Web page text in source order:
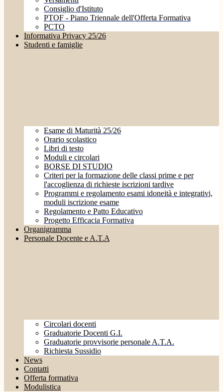
Consiglio d'Istituto
PTOF - Piano Triennale dell'Offerta Formativa
PCTO
Informativa Privacy 25/26
Studenti e famiglie
Esame di Maturità 25/26
Orario scolastico
Libri di testo
Moduli e circolari
BORSE DI STUDIO
Criteri per la formazione delle classi prime e per
l'accoglienza di richieste iscrizioni tardive
Programmi e regolamento esami idoneità e integrativi,
moduli iscrizione esame
Regolamento e Patto Educativo
Progetto Efficacia Formativa
Organigramma
Personale Docente e A.T.A
Circolari docenti
Graduatorie Docenti G.I.
Graduatorie provvisorie personale A.T.A.
Richiesta Sussidio
News
Contatti
Offerta formativa
Modulistica